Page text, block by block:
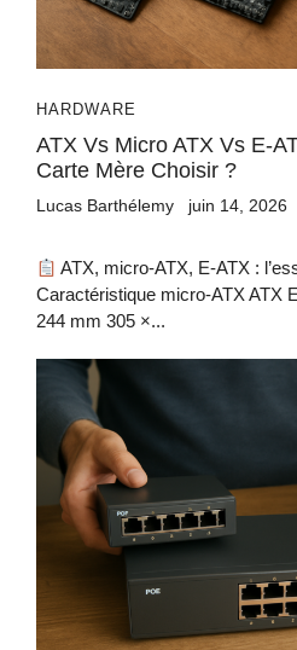
HARDWARE
ATX Vs Micro ATX Vs E-
Carte Mère Choisir ?
Lucas Barthélemy juin 14, 2026
ATX, micro‑ATX, E‑ATX :
Caractéristique micro‑ATX ATX
244 mm 305 ×...